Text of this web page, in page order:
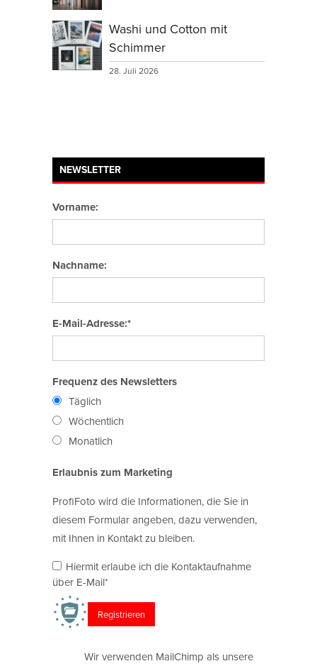
Washi und Cotton mit
Schimmer
28. Juli 2026
NEWSLETTER
Vorname:
Nachname:
E-Mail-Adresse:*
Frequenz des Newsletters
Täglich
Wöchentlich
Monatlich
Erlaubnis zum Marketing
ProfiFoto wird die Informationen, die Sie in
diesem Formular angeben, dazu verwenden,
mit Ihnen in Kontakt zu bleiben.
Hiermit erlaube ich die Kontaktaufnahme
über E-Mail*
Wir verwenden MailChimp als unsere